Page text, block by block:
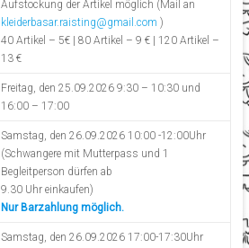
Aufstockung der Artikel möglich (Mail an
kleiderbasar.raisting@gmail.com )
40 Artikel – 5€ | 80 Artikel – 9 € | 120 Artikel –
13 €
Freitag, den 25.09.2026 9:30 – 10:30 und
16:00 – 17:00
Samstag, den 26.09.2026 10:00 -12:00Uhr
(Schwangere mit Mutterpass und 1
Begleitperson dürfen ab
9.30 Uhr einkaufen)
Nur Barzahlung möglich.
Samstag, den 26.09.2026 17:00-17:30Uhr